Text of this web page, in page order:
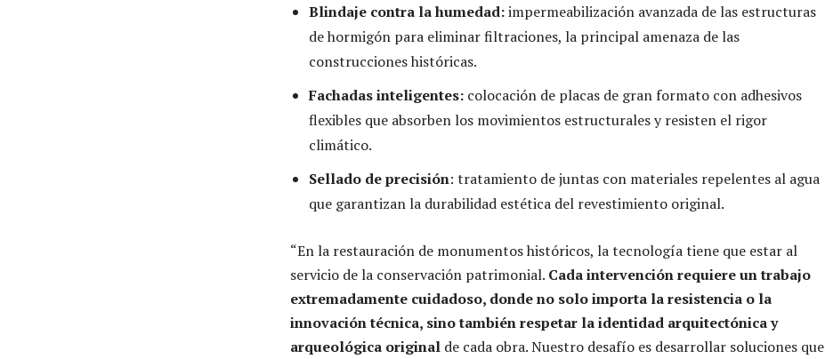
Blindaje contra la humedad:impermeabilización avanzada de las estructuras
de hormigón para eliminar filtraciones, la principal amenaza de las
construcciones históricas.
Fachadas inteligentes: colocación de placas de gran formato con adhesivos
flexibles que absorben los movimientos estructurales y resisten el rigor
climático.
Sellado de precisión: tratamiento de juntas con materiales repelentes al agua
que garantizan la durabilidad estética del revestimiento original.
“En la restauración de monumentos históricos, la tecnología tiene que estar al
servicio de la conservación patrimonial. Cada intervención requiere un trabajo
extremadamente cuidadoso, donde no solo importa la resistencia o la
innovación técnica, sino también respetar la identidad arquitectónica y
arqueológica original de cada obra. Nuestro desafío es desarrollar soluciones que